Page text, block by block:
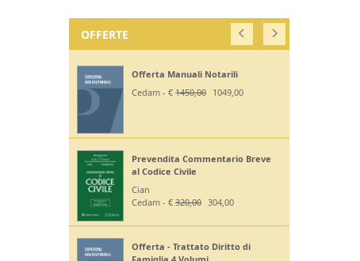
OFFERTE
Offerta Manuali Notarili
Cedam - € 1450,00 1049,00
Prevendita Commentario Breve
al Codice Civile
Cian
Cedam - € 320,00 304,00
Offerta - Trattato Diritto di